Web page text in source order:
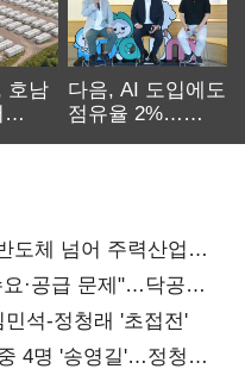
호남
다음, AI 도입에도
점유율 2%…
도체 넘어 주력산업
·공급 문제"…닥공
석-정청래 '초접전'
4명 '송영길'…정청래